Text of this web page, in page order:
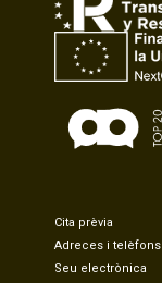
Cita prèvia
Adreces i telèfons
Seu electrònica